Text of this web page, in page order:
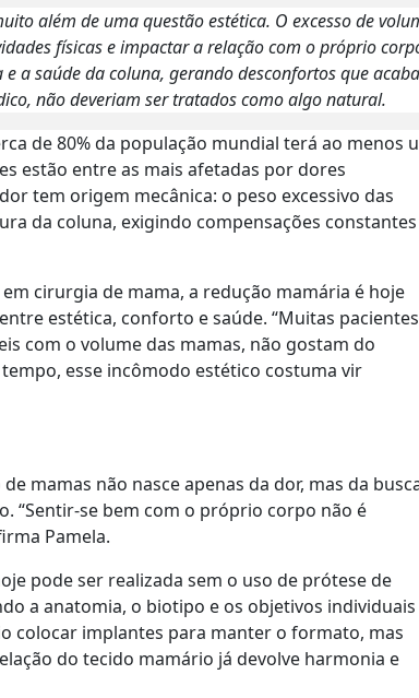
além de uma questão estética. O excesso de
físicas e impactar a relação com o próprio
a saúde da coluna, gerando desconfortos que
não deveriam ser tratados como algo natural.
de 80% da população mundial terá ao menos
estão entre as mais afetadas por dores
tem origem mecânica: o peso excessivo das
da coluna, exigindo compensações constantes
cirurgia de mama, a redução mamária é hoje
estética, conforto e saúde. “Muitas pacientes
com o volume das mamas, não gostam do
esse incômodo estético costuma vir
mamas não nasce apenas da dor, mas da
“Sentir-se bem com o próprio corpo não é
Pamela.
pode ser realizada sem o uso de prótese de
a anatomia, o biotipo e os objetivos individuais
colocar implantes para manter o formato, mas
do tecido mamário já devolve harmonia e